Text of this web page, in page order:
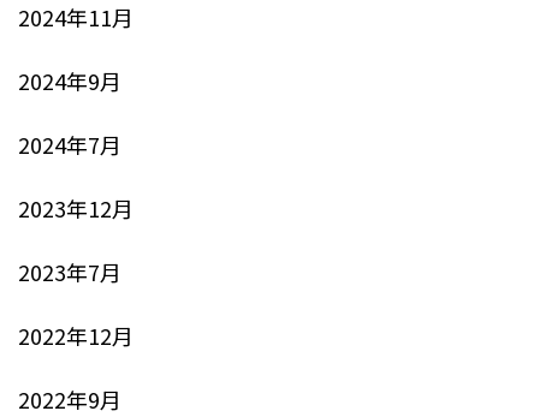
2024年11月
2024年9月
2024年7月
2023年12月
2023年7月
2022年12月
2022年9月